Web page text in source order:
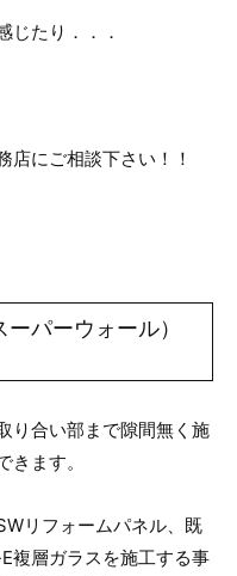
じたり．．．
店にご相談下さい！！
パーウォール）
り合い部まで隙間無く施
ます。
リフォームパネル、既
複層ガラスを施工する事